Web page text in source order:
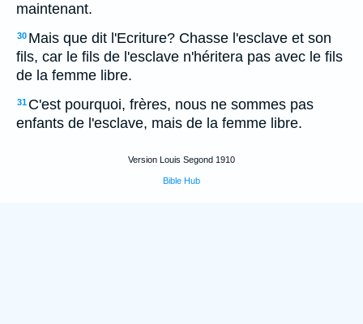
maintenant.
30 Mais que dit l'Ecriture? Chasse l'esclave et son
fils, car le fils de l'esclave n'héritera pas avec le fils
de la femme libre.
31 C'est pourquoi, frères, nous ne sommes pas
enfants de l'esclave, mais de la femme libre.
Version Louis Segond 1910
Bible Hub